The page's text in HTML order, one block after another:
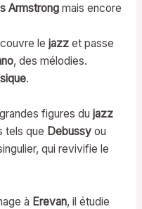
Armstrongmais encore
le jazzet passe
, des mélodies.
.
figures du jazz
tels que Debussy ou
qui revivifie le
à Erevan, il étudie